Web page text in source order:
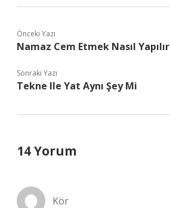
Önceki Yazı
Namaz Cem Etmek Nasıl Yapılır
Sonraki Yazı
Tekne Ile Yat Aynı Şey Mi
14 Yorum
Kör